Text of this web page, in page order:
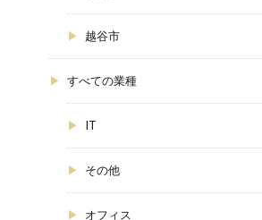
越谷市
すべての業種
IT
その他
オフィス